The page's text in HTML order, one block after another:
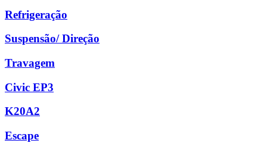
Refrigeração
Suspensão/ Direção
Travagem
Civic EP3
K20A2
Escape